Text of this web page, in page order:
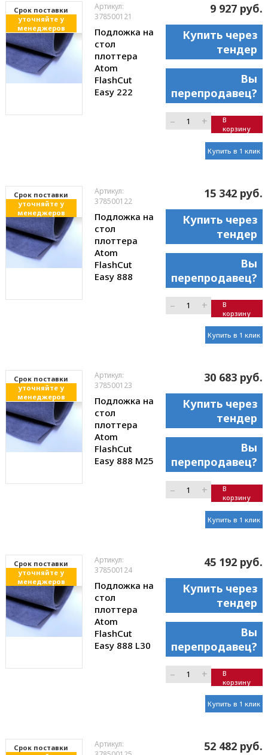
Cрок поставки
уточняйте у
менеджеров
Артикул:
378500121
Подложка на
стол
плоттера
Atom
FlashCut
Easy 222
9 927 руб.
Купить через
тендер
Вы
перепродавец?
– +
В
корзину
Купить в 1 клик
Cрок поставки
уточняйте у
менеджеров
Артикул:
378500122
Подложка на
стол
плоттера
Atom
FlashCut
Easy 888
15 342 руб.
Купить через
тендер
Вы
перепродавец?
– +
В
корзину
Купить в 1 клик
Cрок поставки
уточняйте у
менеджеров
Артикул:
378500123
Подложка на
стол
плоттера
Atom
FlashCut
Easy 888 M25
30 683 руб.
Купить через
тендер
Вы
перепродавец?
– +
В
корзину
Купить в 1 клик
Cрок поставки
уточняйте у
менеджеров
Артикул:
378500124
Подложка на
стол
плоттера
Atom
FlashCut
Easy 888 L30
45 192 руб.
Купить через
тендер
Вы
перепродавец?
– +
В
корзину
Купить в 1 клик
Cрок поставки
Артикул:
52 482 руб.